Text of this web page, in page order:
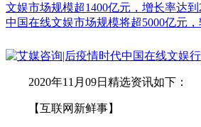
文娱市场规模超1400亿元，增长率达
中国在线文娱市场规模将超5000亿元，
2020年11月09日精选资讯如下：
【互联网新鲜事】